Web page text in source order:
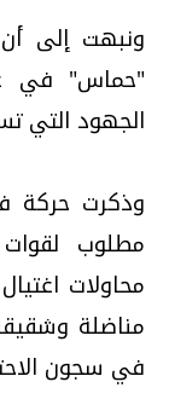
ونبهت إلى
"حماس" في
الجهود التي
وذكرت حركة
مطلوب لقوات
محاولات
في سجون